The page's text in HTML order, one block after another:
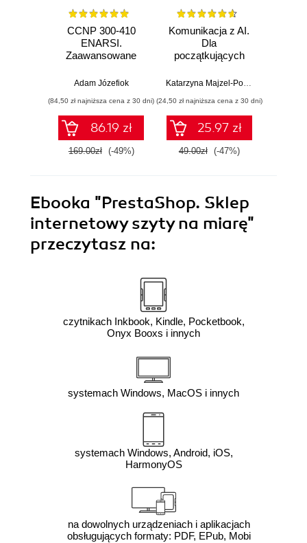
CCNP 300-410
ENARSI.
Zaawansowane
sieciami
bezpieczeństwo
sieci
Adam Józefiok
(84,50 zł najniższa cena z 30 dni)
86.19 zł
169.00zł (-49%)
Komunikacja z AI.
Dla
początkujących
Katarzyna Majzel-Pośpiech
(24,50 zł najniższa cena z 30 dni)
25.97 zł
49.00zł (-47%)
Ebooka "PrestaShop. Sklep
internetowy szyty na miarę"
przeczytasz na:
czytnikach Inkbook, Kindle, Pocketbook,
Onyx Booxs i innych
systemach Windows, MacOS i innych
systemach Windows, Android, iOS,
HarmonyOS
na dowolnych urządzeniach i aplikacjach
obsługujących formaty: PDF, EPub, Mobi